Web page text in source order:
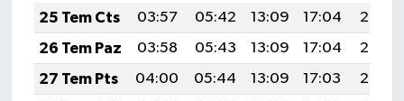
25 Tem Cts
03:57 05:42 13:09 17:04
20:26
26 Tem Paz
03:58 05:43 13:09 17:04
20:25
27 Tem Pts
04:00 05:44 13:09 17:03
20:24